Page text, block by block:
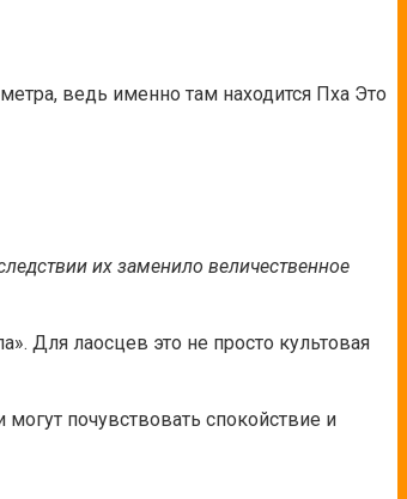
ведь именно там находится Пха Это
их заменило величественное
Для лаосцев это не просто культовая
почувствовать спокойствие и